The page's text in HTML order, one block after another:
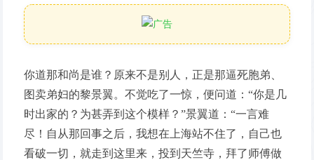
你道那和尚是谁？原来不是别人，正是那逼死胞弟、
图卖弟妇的黎景翼。不觉吃了一惊，便问道：“你是几
时出家的？为甚弄到这个模样？”景翼道：“一言难
尽！自从那回事之后，我想在上海站不住了，自己也
看破一切，就走到这里来，投到天竺寺，拜了师傅做